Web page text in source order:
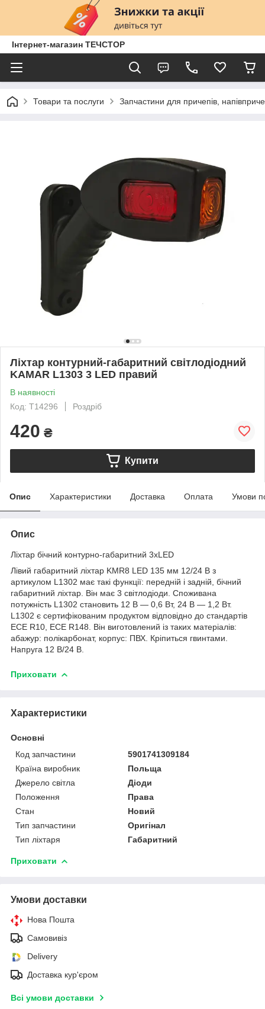
Інтернет-магазин ТЕЧСТОР
Товари та послуги Запчастини для причепів,
Ліхтар контурний-габаритний світлодіодний
KAMAR L1303 3 LED правий
В наявності
Код: T14296
Роздріб
420 ₴
Купити
Опис Характеристики Доставка Оплата Умови
Опис
Ліхтар бічний контурно-габаритний 3xLED
Лівий габаритний ліхтар KMR8 LED 135 мм 12/24 В з
артикулом L1302 має такі функції: передній і задній, бічний
габаритний ліхтар. Він має 3 світлодіоди. Споживана
потужність L1302 становить 12 В — 0,6 Вт, 24 В — 1,2 Вт.
L1302 є сертифікованим продуктом відповідно до стандартів
ECE R10, ECE R148. Він виготовлений із таких матеріалів:
абажур: полікарбонат, корпус: ПВХ. Кріпиться гвинтами.
Напруга 12 В/24 В.
Приховати
Характеристики
Основні
Код запчастини
5901741309184
Країна виробник
Польща
Джерело світла
Діоди
Положення
Права
Стан
Новий
Тип запчастини
Оригінал
Тип ліхтаря
Габаритний
Приховати
Умови доставки
Нова Пошта
Самовивіз
Delivery
Доставка кур'єром
Всі умови доставки